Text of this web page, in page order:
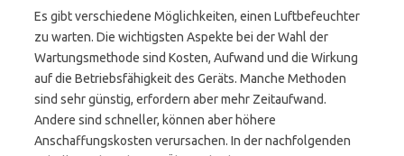
Es gibt verschiedene Möglichkeiten, einen Luftbefeuchter
zu warten. Die wichtigsten Aspekte bei der Wahl der
Wartungsmethode sind Kosten, Aufwand und die Wirkung
auf die Betriebsfähigkeit des Geräts. Manche Methoden
sind sehr günstig, erfordern aber mehr Zeitaufwand.
Andere sind schneller, können aber höhere
Anschaffungskosten verursachen. In der nachfolgenden